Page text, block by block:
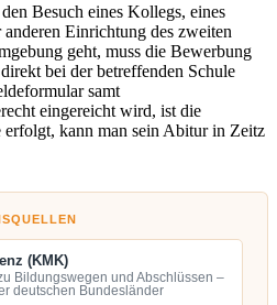
Besuch eines Kollegs, eines
Einrichtung des zweiten
geht, muss die Bewerbung
bei der betreffenden Schule
samt
eingereicht wird, ist die
kann man sein Abitur in Zeitz
(KMK)
Bildungswegen und Abschlüssen –
deutschen Bundesländer